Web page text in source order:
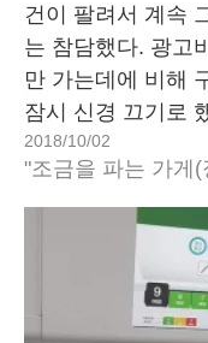
건이 팔려서 계속
는 참담했다. 광고
만 가는데에 비해
잠시 신경 끄기로
때문에 뭐라도 해
의 0원에 가까운
시하면 크게 문제…
2018/10/02
"조금을 파는 가게